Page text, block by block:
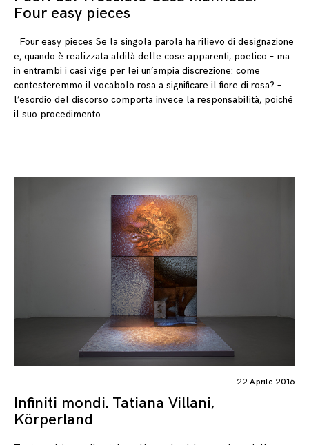
Four easy pieces
Four easy pieces Se la singola parola ha rilievo di designazione
e, quando è realizzata aldilà delle cose apparenti, poetico – ma
in entrambi i casi vige per lei un’ampia discrezione: come
contesteremmo il vocabolo rosa a significare il fiore di rosa? –
l’esordio del discorso comporta invece la responsabilità, poiché
il suo procedimento
22 Aprile 2016
Infiniti mondi. Tatiana Villani,
Körperland